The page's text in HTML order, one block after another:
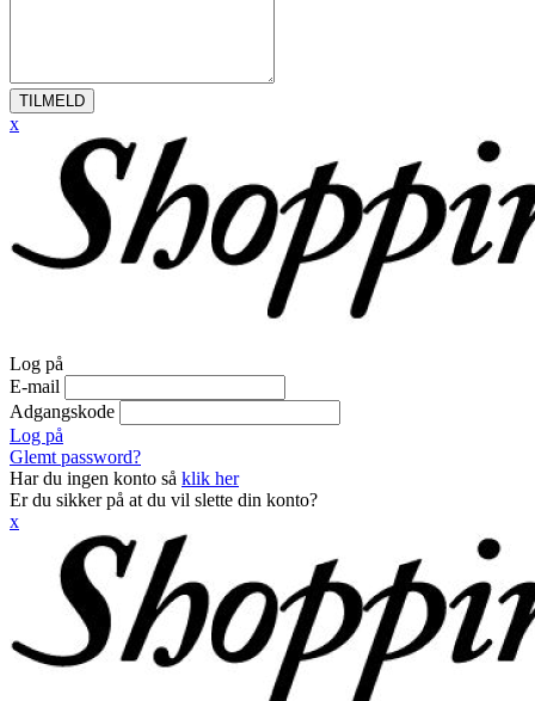
TILMELD
x
Log på
E-mail
Adgangskode
Log på
Glemt password?
Har du ingen konto så klik her
Er du sikker på at du vil slette din konto?
x